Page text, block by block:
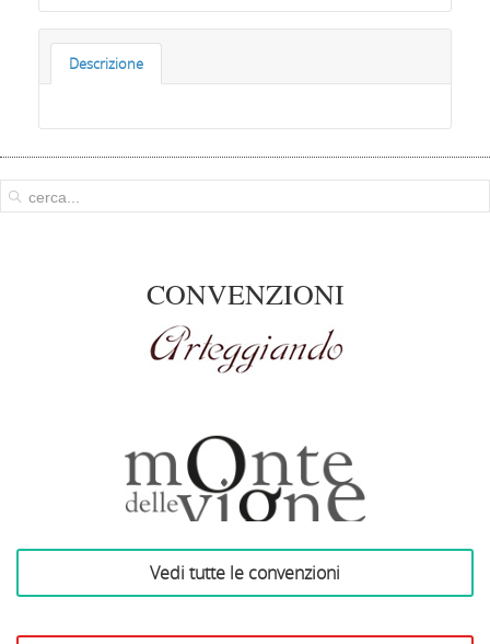
Descrizione
CONVENZIONI
Azienda Vinicola Monte
Vedi tutte le convenzioni